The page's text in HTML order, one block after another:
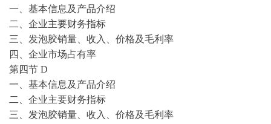
一、基本信息及产品介绍
二、企业主要财务指标
三、 发泡胶销量、收入、价格及毛利率
四、企业市场占有率
第四节 D
一、基本信息及产品介绍
二、企业主要财务指标
三、 发泡胶销量、收入、价格及毛利率